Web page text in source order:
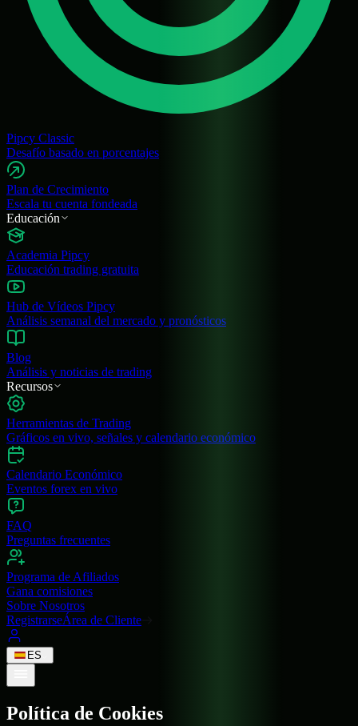
Pipcy Classic
Desafío basado en porcentajes
Plan de Crecimiento
Escala tu cuenta fondeada
Educación
Academia Pipcy
Educación trading gratuita
Hub de Vídeos Pipcy
Análisis semanal del mercado y pronósticos
Blog
Análisis y noticias de trading
Recursos
Herramientas de Trading
Gráficos en vivo, señales y calendario económico
Calendario Económico
Eventos forex en vivo
FAQ
Preguntas frecuentes
Programa de Afiliados
Gana comisiones
Sobre Nosotros
RegistrarseÁrea de Cliente
ES
Política de Cookies